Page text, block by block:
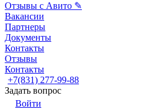
Отзывы с Авито ✎
Вакансии
Партнеры
Документы
Контакты
Отзывы
Контакты
+7(831) 277-99-88
Задать вопрос
Войти